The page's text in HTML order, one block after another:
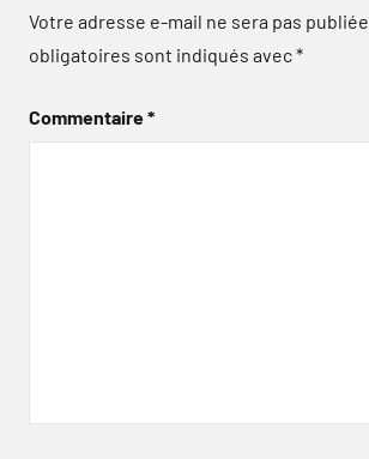
Votre adresse e-mail ne sera pas publiée.
obligatoires sont indiqués avec*
Commentaire*